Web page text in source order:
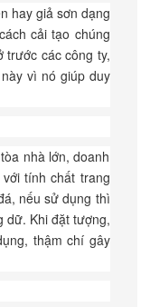
hay giả sơn dạng
cải tạo chúng
trước các công ty,
vì nó giúp duy
nhà lớn, doanh
tính chất trang
nếu sử dụng thì
dữ. Khi đặt tượng,
thậm chí gây